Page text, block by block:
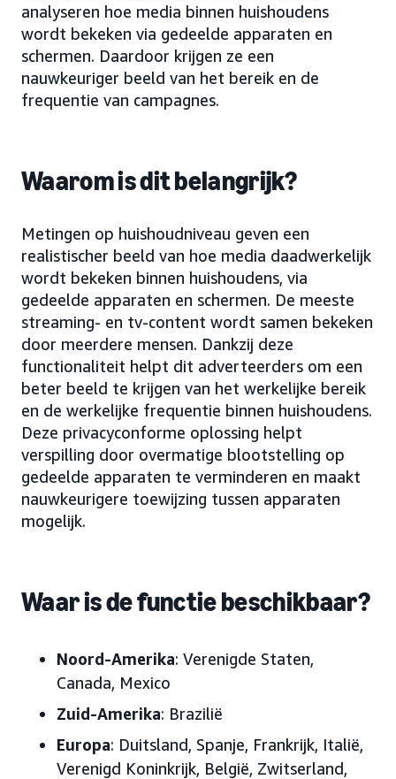
analyseren hoe media binnen huishoudens
wordt bekeken via gedeelde apparaten en
schermen. Daardoor krijgen ze een
nauwkeuriger beeld van het bereik en de
frequentie van campagnes.
Waarom is dit belangrijk?
Metingen op huishoudniveau geven een
realistischer beeld van hoe media daadwerkelijk
wordt bekeken binnen huishoudens, via
gedeelde apparaten en schermen. De meeste
streaming- en tv-content wordt samen bekeken
door meerdere mensen. Dankzij deze
functionaliteit helpt dit adverteerders om een
beter beeld te krijgen van het werkelijke bereik
en de werkelijke frequentie binnen huishoudens.
Deze privacyconforme oplossing helpt
verspilling door overmatige blootstelling op
gedeelde apparaten te verminderen en maakt
nauwkeurigere toewijzing tussen apparaten
mogelijk.
Waar is de functie beschikbaar?
Noord-Amerika: Verenigde Staten,
Canada, Mexico
Zuid-Amerika: Brazilië
Europa: Duitsland, Spanje, Frankrijk, Italië,
Verenigd Koninkrijk, België, Zwitserland,